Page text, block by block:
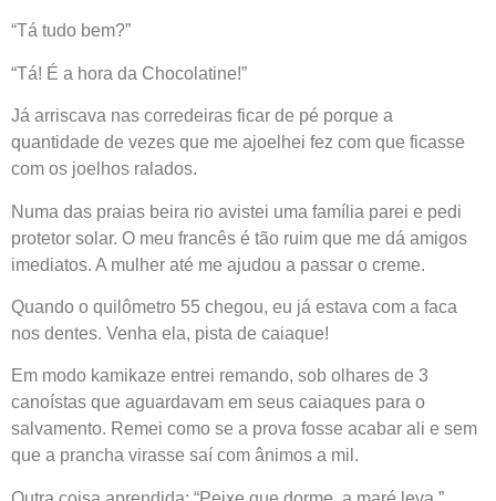
“Tá tudo bem?”
“Tá! É a hora da Chocolatine!”
Já arriscava nas corredeiras ficar de pé porque a
quantidade de vezes que me ajoelhei fez com que ficasse
com os joelhos ralados.
Numa das praias beira rio avistei uma família parei e pedi
protetor solar. O meu francês é tão ruim que me dá amigos
imediatos. A mulher até me ajudou a passar o creme.
Quando o quilômetro 55 chegou, eu já estava com a faca
nos dentes. Venha ela, pista de caiaque!
Em modo kamikaze entrei remando, sob olhares de 3
canoístas que aguardavam em seus caiaques para o
salvamento. Remei como se a prova fosse acabar ali e sem
que a prancha virasse saí com ânimos a mil.